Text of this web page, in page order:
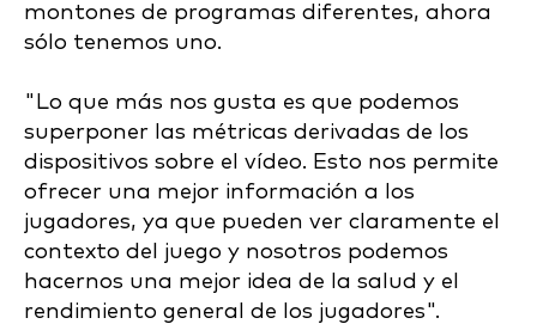
montones de programas diferentes, ahora
sólo tenemos uno.
"Lo que más nos gusta es que podemos
superponer las métricas derivadas de los
dispositivos sobre el vídeo. Esto nos permite
ofrecer una mejor información a los
jugadores, ya que pueden ver claramente el
contexto del juego y nosotros podemos
hacernos una mejor idea de la salud y el
rendimiento general de los jugadores".